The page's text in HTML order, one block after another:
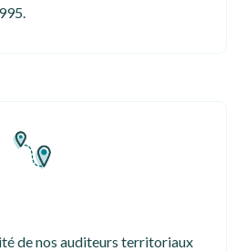
de nos auditeurs territoriaux